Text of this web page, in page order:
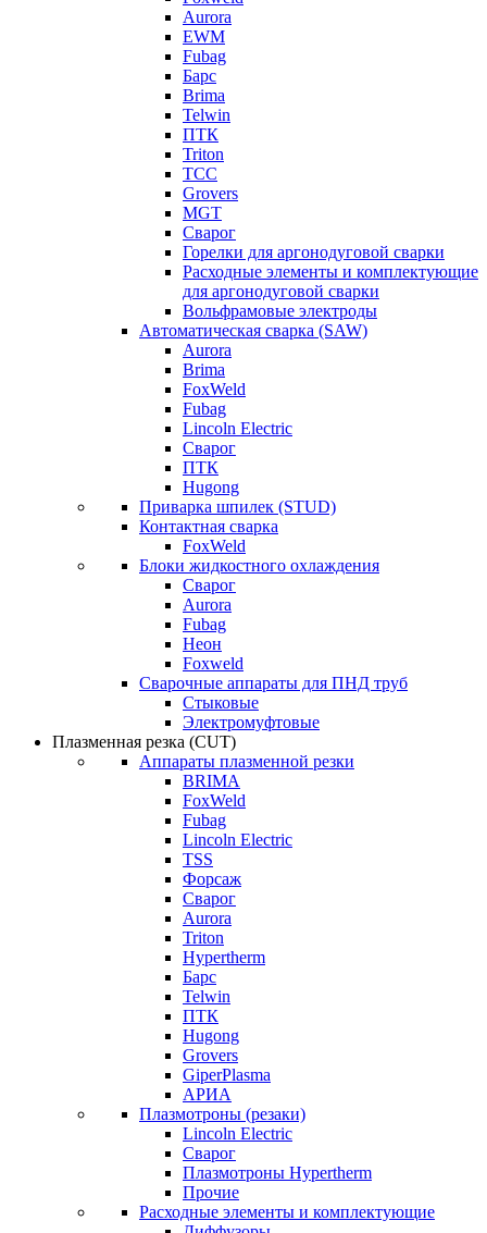
Aurora
EWM
Fubag
Барс
Brima
Telwin
ПТК
Triton
ТСС
Grovers
MGT
Сварог
Горелки для аргонодуговой сварки
Расходные элементы и комплектующие
для аргонодуговой сварки
Вольфрамовые электроды
Автоматическая сварка (SAW)
Aurora
Brima
FoxWeld
Fubag
Lincoln Electric
Сварог
ПТК
Hugong
Приварка шпилек (STUD)
Контактная сварка
FoxWeld
Блоки жидкостного охлаждения
Сварог
Aurora
Fubag
Неон
Foxweld
Сварочные аппараты для ПНД труб
Стыковые
Электромуфтовые
Плазменная резка (CUT)
Аппараты плазменной резки
BRIMA
FoxWeld
Fubag
Lincoln Electric
TSS
Форсаж
Сварог
Aurora
Triton
Hypertherm
Барс
Telwin
ПТК
Hugong
Grovers
GiperPlasma
АРИА
Плазмотроны (резаки)
Lincoln Electric
Сварог
Плазмотроны Hypertherm
Прочие
Расходные элементы и комплектующие